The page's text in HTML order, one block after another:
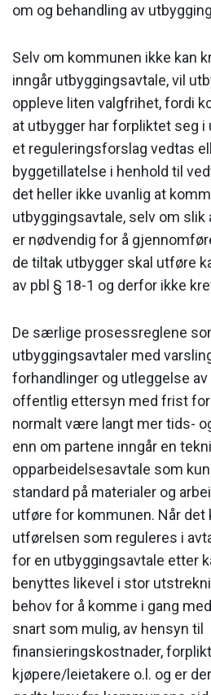
om og behandling av
Selv om kommunen ikke kan
inngår utbyggingsavtale, vil
oppleve liten valgfrihet, fordi
at utbygger har forpliktet seg
et reguleringsforslag vedtas
byggetillatelse i henhold til
det heller ikke uvanlig at
utbyggingsavtale, selv om
er nødvendig for å
de tiltak utbygger skal utføre
av pbl § 18-1 og derfor ikke
De særlige prosessreglene
utbyggingsavtaler med
forhandlinger og utleggelse
offentlig ettersyn med frist for
normalt være langt mer tids-
enn om partene inngår en
opparbeidelsesavtale som
standard på materialer og
utføre for kommunen. Når det
utførelsen som reguleres i
for en utbyggingsavtale etter
benyttes likevel i stor
behov for å komme i gang
snart som mulig, av hensyn til
finansieringskostnader,
kjøpere/leietakere o.l. og er